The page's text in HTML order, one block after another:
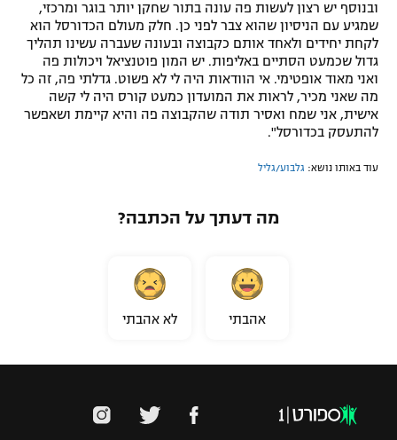
ובנוסף יש רצון לעשות פה עונה בתור שחקן יותר בוגר ומרכזי,
שמגיע עם הניסיון שהוא צבר לפני כן. חלק מעולם הכדורסל הוא
לקחת יחידים ולאחד אותם כקבוצה ובעונה שעברה עשינו תהליך
גדול שכמעט הסתיים באליפות. יש המון פוטנציאל ויכולות פה
ואני מאוד אופטימי. אי הוודאות היה לי לא פשוט. גדלתי פה, זה כל
מה שאני מכיר, לראות את המועדון כמעט קורס היה לי קשה
אישית, אני שמח ואסיר תודה שהקבוצה פה והיא קיימת ושאפשר
להתעסק בכדורסל".
עוד באותו נושא: גלבוע/גליל
מה דעתך על הכתבה?
אהבתי לא אהבתי